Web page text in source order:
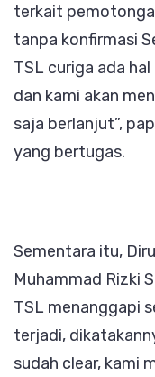
terkait
tanpa konfirmasi
TSL curiga ada
dan kami akan
saja berlanjut”,
yang bertugas.
Sementara itu,
Muhammad Rizki
TSL menanggapi
terjadi,
sudah clear, kami